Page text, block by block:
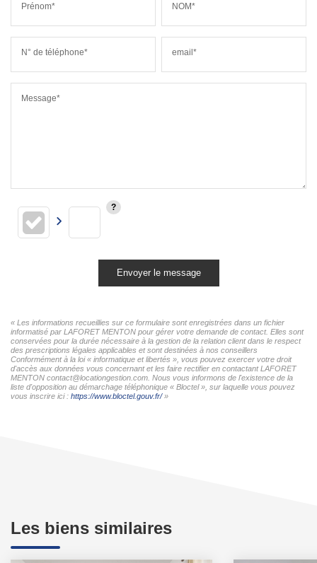
Prénom* NOM*
N° de téléphone* email*
Message*
Envoyer le message
« Les informations recueillies sur ce formulaire sont enregistrées dans un fichier
informatisé par LAFORET MENTON pour gérer votre demande de contact. Elles sont
conservées pour la durée nécessaire à la gestion de la relation client dans le respect
des prescriptions légales applicables et sont destinées à nos conseillers
Conformément à la loi « informatique et libertés », vous pouvez exercer votre droit
d'accès aux données vous concernant et les faire rectifier en contactant LAFORET
MENTON contact@locationgestion.com. Nous vous informons de l'existence de la
liste d'opposition au démarchage téléphonique « Bloctel », sur laquelle vous pouvez
vous inscrire ici : https://www.bloctel.gouv.fr/»
Les biens similaires